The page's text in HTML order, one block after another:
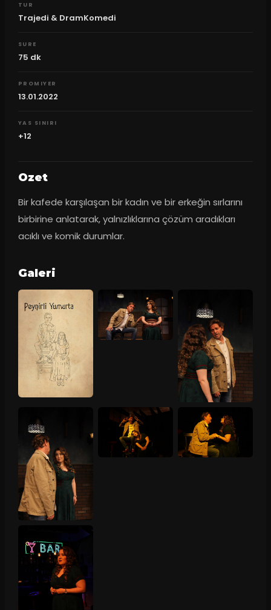
TUR
Trajedi & DramKomedi
SURE
75 dk
PROMIYER
13.01.2022
YAS SINIRI
+12
Ozet
Bir kafede karşılaşan bir kadın ve bir erkeğin sırlarını
birbirine anlatarak, yalnızlıklarına çözüm aradıkları
acıklı ve komik durumlar.
Galeri